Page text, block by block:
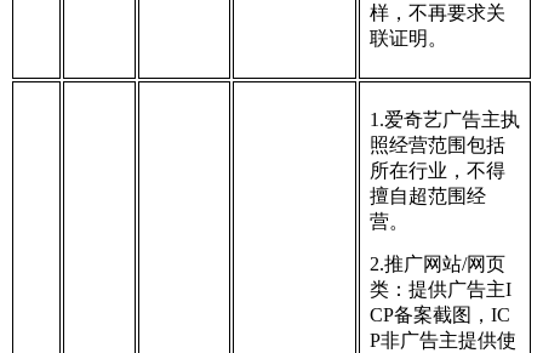
样，不再要求关
联证明。
1.爱奇艺广告主执
照经营范围包括
所在行业，不得
擅自超范围经
营。
2.推广网站/网页
类：提供广告主I
CP备案截图，IC
P非广告主提供使